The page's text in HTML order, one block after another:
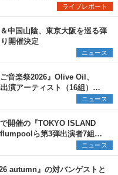
』レポート
ライブレポート
中国山陰、東京大阪を巡る弾
開催決定
ニュース
音楽祭2026』Olive Oil、
演アーティスト（16組）を
ニュース
開催の『TOKYO ISLAND
ら第3弾出演者7組を
・アート出展者を募集ニュース
autumn』の対バンゲストと